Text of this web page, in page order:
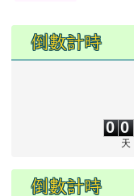
30 31
左邊區域內容
倒數計時
0 0
天
倒數計時